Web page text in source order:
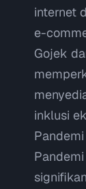
internet
e-
Gojek
inklusi